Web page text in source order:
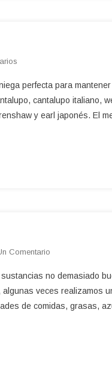
Del
Melón
perfecta para
cantalupo italiano,
y earl japonés. El
Comentario
Vegetarian@
Por
Un
no demasiado
veces realizamos
de comidas, grasas,